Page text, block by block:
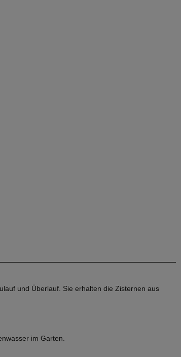
und Überlauf. Sie erhalten die Zisternen aus
im Garten.